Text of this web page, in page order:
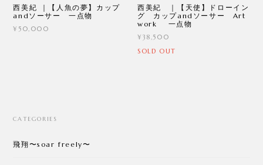
西美紀 ｜【人魚の夢】カップ
andソーサー 一点物
¥50,000
西美紀 ｜【天使】ドローイン
グ カップandソーサー Art
work 一点物
¥38,500
SOLD OUT
CATEGORIES
飛翔〜soar freely〜